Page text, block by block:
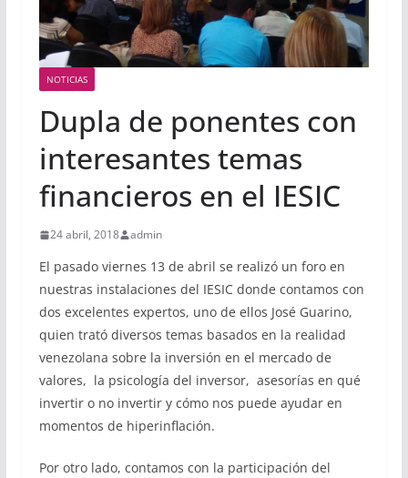
NOTICIAS
Dupla de ponentes con
interesantes temas
financieros en el IESIC
24 abril, 2018 admin
El pasado viernes 13 de abril se realizó un foro en
nuestras instalaciones del IESIC donde contamos con
dos excelentes expertos, uno de ellos José Guarino,
quien trató diversos temas basados en la realidad
venezolana sobre la inversión en el mercado de
valores, la psicología del inversor, asesorías en qué
invertir o no invertir y cómo nos puede ayudar en
momentos de hiperinflación.
Por otro lado, contamos con la participación del